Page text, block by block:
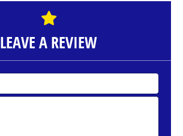
LEAVE A REVIEW